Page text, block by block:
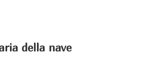
della nave